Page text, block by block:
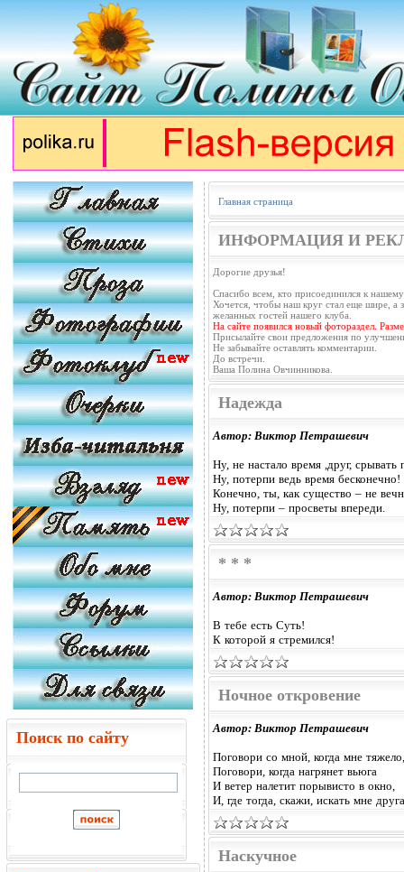
Поиск по сайту
Главная страница
ИНФОРМАЦИЯ И
Дорогие друзья!
Спасибо всем, кто присоединился к
Хочется, чтобы наш круг стал еще шире, а
желанных гостей нашего клуба.
На сайте появился новый фотораздел.
Присылайте свои предложения по
Не забывайте оставлять комментарии.
До встречи.
Ваша Полина Овчинникова.
Надежда
Автор: Виктор Петрашевич
Ну, не настало время ,друг, срывать
Ну, потерпи ведь время бесконечно!
Конечно, ты, как существо – не
Ну, потерпи – просветы впереди.
* * *
Автор: Виктор Петрашевич
В тебе есть Суть!
К которой я стремился!
Ночное откровение
Автор: Виктор Петрашевич
Поговори со мной, когда мне тяжело,
Поговори, когда нагрянет вьюга
И ветер налетит порывисто в окно,
И, где тогда, скажи, искать мне
Наскучное